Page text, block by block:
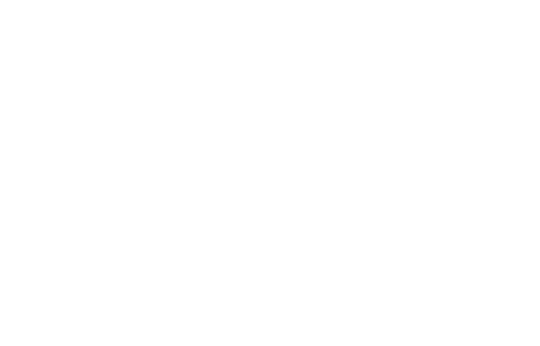
oder Labore
Planungsbüros
Industriebezug
mit Vision
Flure